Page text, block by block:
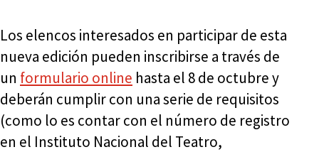
Los elencos interesados en participar de esta
nueva edición pueden inscribirse a través de
un formulario online hasta el 8 de octubre y
deberán cumplir con una serie de requisitos
(como lo es contar con el número de registro
en el Instituto Nacional del Teatro,